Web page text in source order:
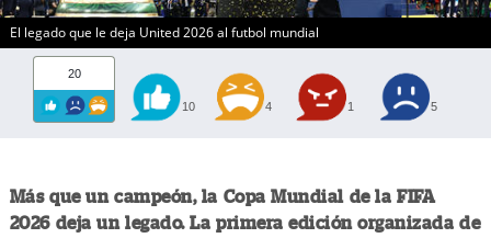
El legado que le deja United 2026 al futbol mundial
20
10 4 1 5
Más que un campeón, la Copa Mundial de la FIFA
2026 deja un legado. La primera edición organizada de